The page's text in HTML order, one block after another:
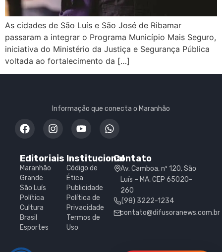
As cidades de São Luís e São José de Ribamar
passaram a integrar o Programa Município Mais Seguro,
iniciativa do Ministério da Justiça e Segurança Pública
voltada ao fortalecimento da […]
Informação que conecta o Maranhão
Editoriais
Maranhão
Grande
São Luís
Política
Cultura
Brasil
Esportes
Institucional
Código de
Ética
Publicidade
Política de
Privacidade
Termos de
Uso
Contato
Av. Camboa, nº 120, São
Luís – MA, CEP 65020-
260
(98) 3222-1234
contato@difusoranews.com.br